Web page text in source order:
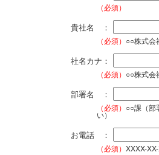
（必須）
貴社名 ：
（必須） ○○株式会
社名カナ：
（必須） ○○株式会
部署名 ：
（必須） ○○課（部
い）
お電話 ：
（必須） XXXX-